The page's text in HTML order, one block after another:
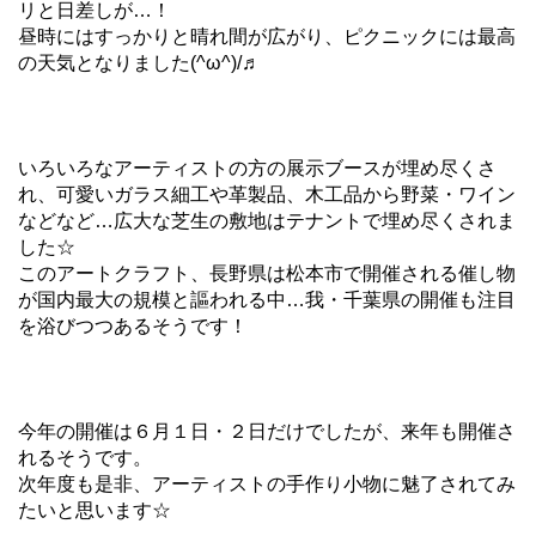
リと日差しが…！
昼時にはすっかりと晴れ間が広がり、ピクニックには最高
の天気となりました(^ω^)/♬
いろいろなアーティストの方の展示ブースが埋め尽くさ
れ、可愛いガラス細工や革製品、木工品から野菜・ワイン
などなど…広大な芝生の敷地はテナントで埋め尽くされま
した☆
このアートクラフト、長野県は松本市で開催される催し物
が国内最大の規模と謳われる中…我・千葉県の開催も注目
を浴びつつあるそうです！
今年の開催は６月１日・２日だけでしたが、来年も開催さ
れるそうです。
次年度も是非、アーティストの手作り小物に魅了されてみ
たいと思います☆